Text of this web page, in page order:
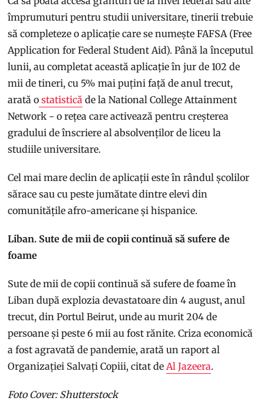
împrumuturi pentru studii universitare, tinerii trebuie
să completeze o aplicație care se numește FAFSA (Free
Application for Federal Student Aid). Până la începutul
lunii, au completat această aplicație în jur de 102 de
mii de tineri, cu 5% mai puțini față de anul trecut,
arată o statistică de la National College Attainment
Network - o rețea care activează pentru creșterea
gradului de înscriere al absolvenților de liceu la
studiile universitare.
Cel mai mare declin de aplicații este în rândul școlilor
sărace sau cu peste jumătate dintre elevi din
comunitățile afro-americane și hispanice.
Liban. Sute de mii de copii continuă să sufere de
foame
Sute de mii de copii continuă să sufere de foame în
Liban după explozia devastatoare din 4 august, anul
trecut, din Portul Beirut, unde au murit 204 de
persoane și peste 6 mii au fost rănite. Criza economică
a fost agravată de pandemie, arată un raport al
Organizației Salvați Copiii, citat de Al Jazeera.
Foto Cover: Shutterstock